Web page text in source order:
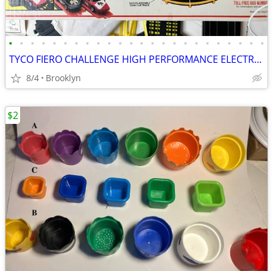
• • • • • • • • • • • • • • • • • • • • • • • •
TYCO FIERO CHALLENGE HIGH PERFORMANCE ELECTRIC SLOT CAR SET LAP COUNT
8/4 Brooklyn
$2